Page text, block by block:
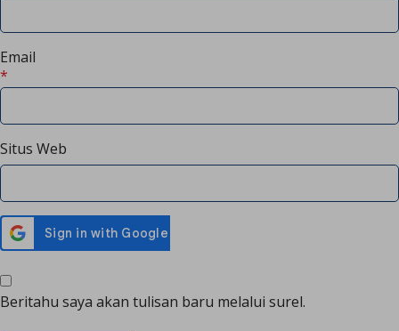
Email
*
Situs Web
Beritahu saya akan tulisan baru melalui surel.